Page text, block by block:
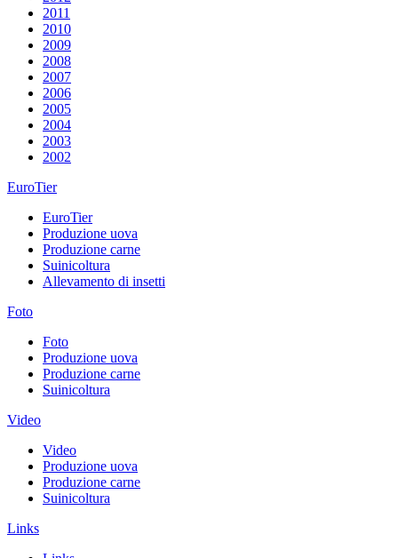
2011
2010
2009
2008
2007
2006
2005
2004
2003
2002
EuroTier
EuroTier
Produzione uova
Produzione carne
Suinicoltura
Allevamento di insetti
Foto
Foto
Produzione uova
Produzione carne
Suinicoltura
Video
Video
Produzione uova
Produzione carne
Suinicoltura
Links